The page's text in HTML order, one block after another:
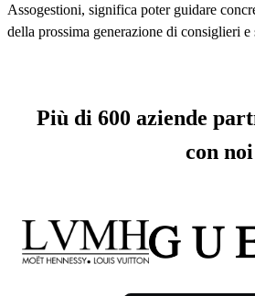
Assogestioni, significa poter guidare
della prossima generazione di consiglieri e
Più di 600 aziende
con noi